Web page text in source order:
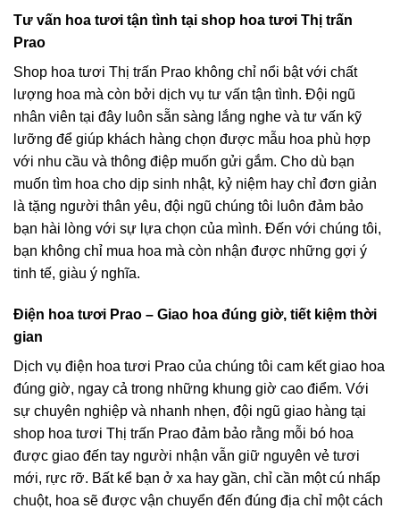
Tư vấn hoa tươi tận tình tại shop hoa tươi Thị trấn
Prao
Shop hoa tươi Thị trấn Prao không chỉ nổi bật với chất
lượng hoa mà còn bởi dịch vụ tư vấn tận tình. Đội ngũ
nhân viên tại đây luôn sẵn sàng lắng nghe và tư vấn kỹ
lưỡng để giúp khách hàng chọn được mẫu hoa phù hợp
với nhu cầu và thông điệp muốn gửi gắm. Cho dù bạn
muốn tìm hoa cho dịp sinh nhật, kỷ niệm hay chỉ đơn giản
là tặng người thân yêu, đội ngũ chúng tôi luôn đảm bảo
bạn hài lòng với sự lựa chọn của mình. Đến với chúng tôi,
bạn không chỉ mua hoa mà còn nhận được những gợi ý
tinh tế, giàu ý nghĩa.
Điện hoa tươi Prao – Giao hoa đúng giờ, tiết kiệm thời
gian
Dịch vụ điện hoa tươi Prao của chúng tôi cam kết giao hoa
đúng giờ, ngay cả trong những khung giờ cao điểm. Với
sự chuyên nghiệp và nhanh nhẹn, đội ngũ giao hàng tại
shop hoa tươi Thị trấn Prao đảm bảo rằng mỗi bó hoa
được giao đến tay người nhận vẫn giữ nguyên vẻ tươi
mới, rực rỡ. Bất kể bạn ở xa hay gần, chỉ cần một cú nhấp
chuột, hoa sẽ được vận chuyển đến đúng địa chỉ một cách